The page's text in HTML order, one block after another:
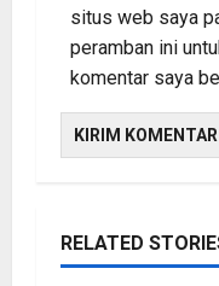
situs web saya
peramban ini
komentar saya
RELATED